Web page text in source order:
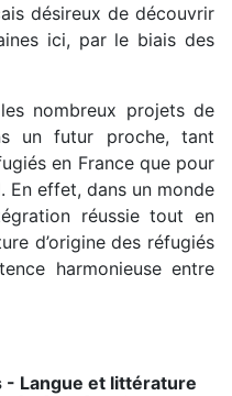
désireux de découvrir
ici, par le biais des
nombreux projets de
un futur proche, tant
en France que pour
En effet, dans un monde
réussie tout en
d’origine des réfugiés
harmonieuse entre
Langue et littérature